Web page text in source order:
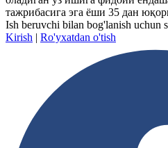
тажрибасига эга ёши 35 дан
Ish beruvchi bilan bog'lanish uchun
Kirish | Ro'yxatdan o'tish